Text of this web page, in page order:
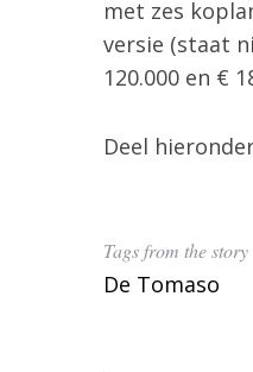
met zes
versie (staat
120.000 en €
Deel
Tags from the story
De Tomaso